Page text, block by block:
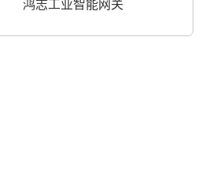
鸿志工业智能网关